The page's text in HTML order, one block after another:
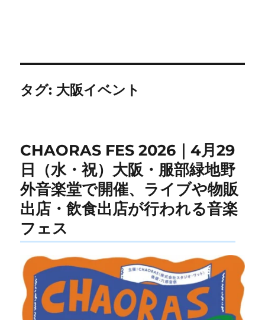
タグ: 大阪イベント
CHAORAS FES 2026｜4月29
日（水・祝）大阪・服部緑地野
外音楽堂で開催、ライブや物販
出店・飲食出店が行われる音楽
フェス